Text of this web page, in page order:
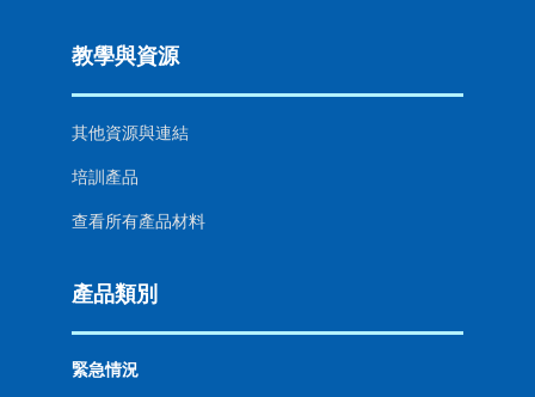
教學與資源
其他資源與連結
培訓產品
查看所有產品材料
產品類別
緊急情況